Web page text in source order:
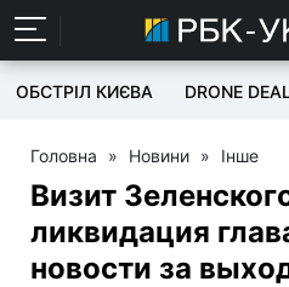
ОБСТРІЛ КИЄВА DRONE
Головна » Новини » Інше
Визит
ликвидация
новости за